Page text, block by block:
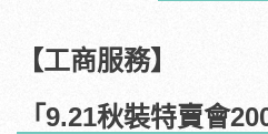
【工商服務】
「9.21秋裝特賣會